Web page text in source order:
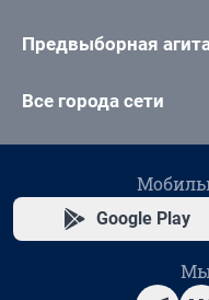
Предвыборная
Все города сети
Google Play
Мы